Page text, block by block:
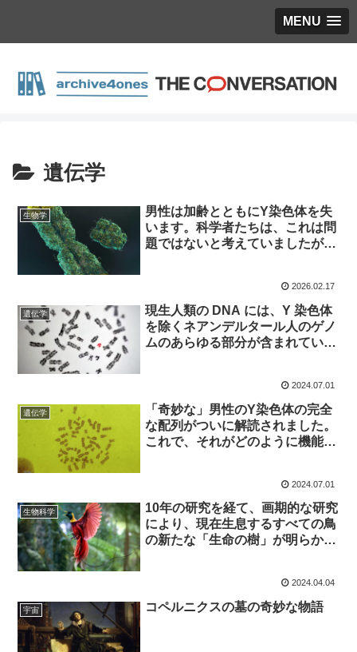
MENU
遺伝学
生物学
男性は加齢とともにY染色体を失
います。科学者たちは、これは問
題ではないと考えていましたが、
2026.02.17
遺伝学
現生人類の DNA には、Y 染色体
を除くネアンデルタール人のゲノ
ムのあらゆる部分が含まれていま
2024.07.01
遺伝学
「奇妙な」男性のY染色体の完全
な配列がついに解読されました。
これで、それがどのように機能
2024.07.01
生物科学
10年の研究を経て、画期的な研究
により、現在生息するすべての鳥
の新たな「生命の樹」が明らかに
2024.04.04
宇宙 コペルニクスの墓の奇妙な物語